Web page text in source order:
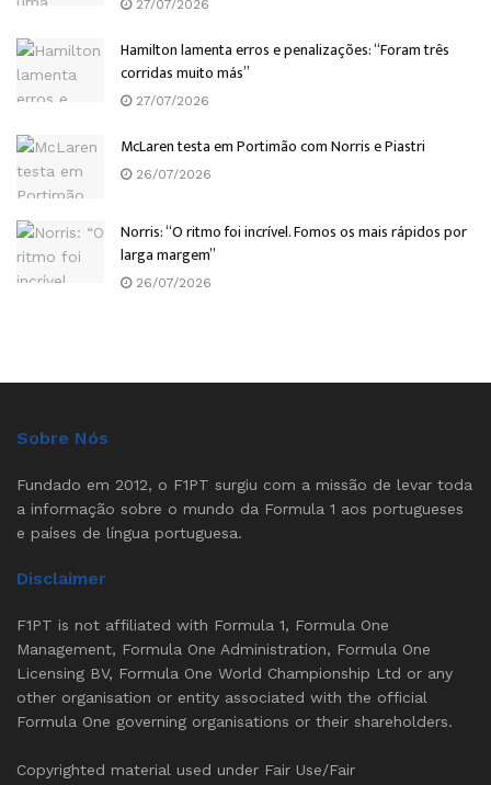
27/07/2026
Hamilton lamenta erros e penalizações: “Foram três
corridas muito más”
27/07/2026
McLaren testa em Portimão com Norris e Piastri
26/07/2026
Norris: “O ritmo foi incrível. Fomos os mais rápidos por
larga margem”
26/07/2026
Sobre Nós
Fundado em 2012, o F1PT surgiu com a missão de levar toda
a informação sobre o mundo da Formula 1 aos portugueses
e países de língua portuguesa.
Disclaimer
F1PT is not affiliated with Formula 1, Formula One
Management, Formula One Administration, Formula One
Licensing BV, Formula One World Championship Ltd or any
other organisation or entity associated with the official
Formula One governing organisations or their shareholders.
Copyrighted material used under Fair Use/Fair